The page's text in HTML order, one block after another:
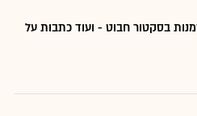
בסקטור חבוט - ועוד כתבות על